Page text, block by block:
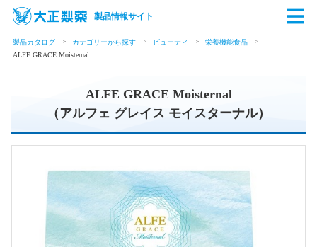
製品情報サイト
製品カタログ カテゴリーから探す ビューティ
栄養機能食品
ALFE GRACE Moisternal
ALFE GRACE Moisternal
（アルフェ グレイス モイスターナル）